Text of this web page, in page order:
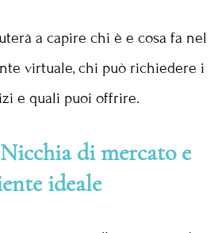
a capire chi è e cosa fa nel
virtuale, chi può richiedere i
e quali puoi offrire.
di mercato e
ideale